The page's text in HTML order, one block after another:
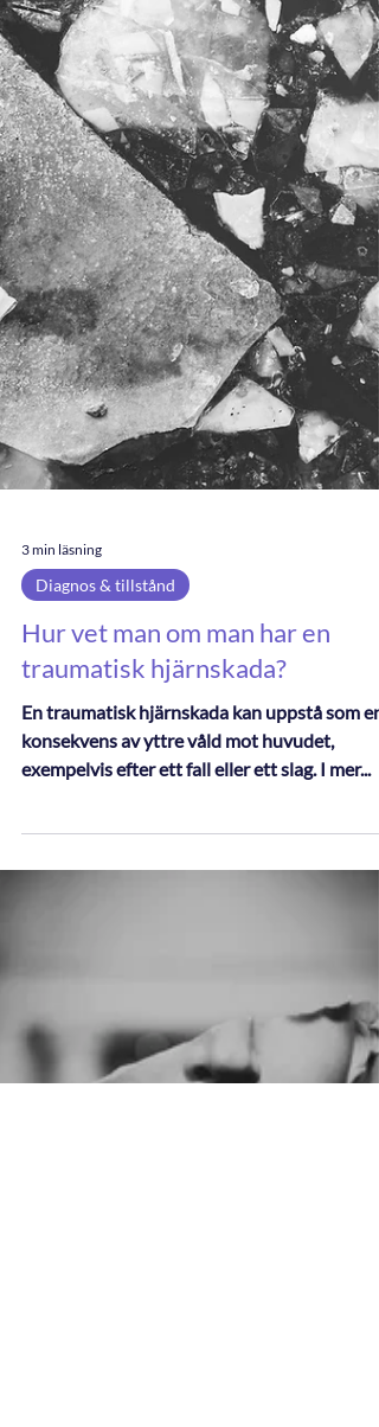
Hur vet man om man har en
traumatisk hjärnskada?
exempelvis efter ett fall eller ett slag. I mer...